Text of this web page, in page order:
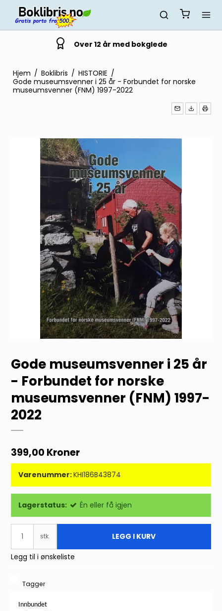
Over 12 år med bokglede
Hjem / Boklibris / HISTORIE /
Gode museumsvenner i 25 år - Forbundet for norske
museumsvenner (FNM) 1997-2022
Gode museumsvenner i 25 år
- Forbundet for norske
museumsvenner (FNM) 1997-
2022
399,00 Kroner
Varenummer:KHI186B43874
Lagerstatus: Én eller få igjen
stk. LEGG I KURV
Legg til i ønskeliste
Tagger
Innbundet